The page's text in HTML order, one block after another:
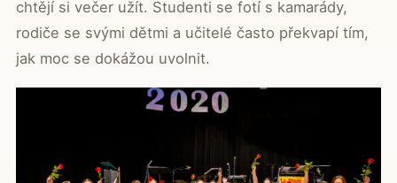
chtějí si večer užít. Studenti se fotí s kamarády,
rodiče se svými dětmi a učitelé často překvapí tím,
jak moc se dokážou uvolnit.